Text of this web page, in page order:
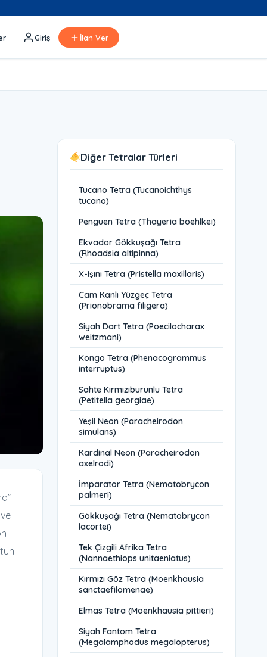
Giriş İlan Ver
Diğer Tetralar Türleri
Tucano Tetra (Tucanoichthys
tucano)
Penguen Tetra (Thayeria boehlkei)
Ekvador Gökkuşağı Tetra
(Rhoadsia altipinna)
X-Işını Tetra (Pristella maxillaris)
Cam Kanlı Yüzgeç Tetra
(Prionobrama filigera)
Siyah Dart Tetra (Poecilocharax
weitzmani)
Kongo Tetra (Phenacogrammus
interruptus)
Sahte Kırmızıburunlu Tetra
(Petitella georgiae)
Yeşil Neon (Paracheirodon
simulans)
Kardinal Neon (Paracheirodon
axelrodi)
İmparator Tetra (Nematobrycon
palmeri)
Gökkuşağı Tetra (Nematobrycon
lacortei)
Tek Çizgili Afrika Tetra
(Nannaethiops unitaeniatus)
Kırmızı Göz Tetra (Moenkhausia
sanctaefilomenae)
Elmas Tetra (Moenkhausia pittieri)
Siyah Fantom Tetra
(Megalamphodus megalopterus)